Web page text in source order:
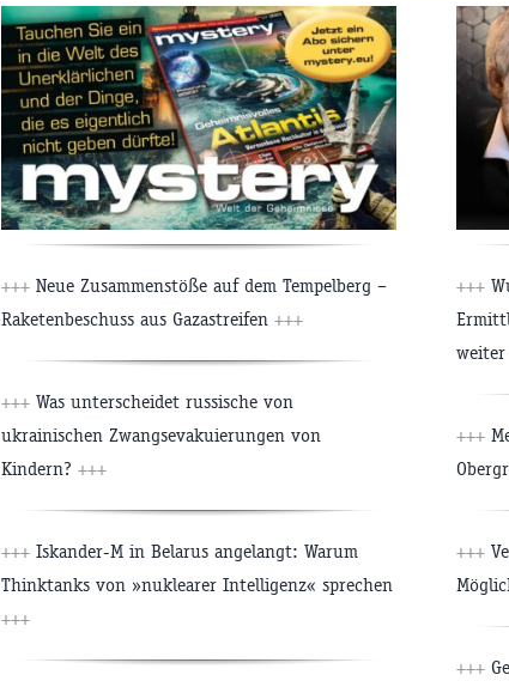
+++ Neue Zusammenstöße auf dem Tempelberg –
Raketenbeschuss aus Gazastreifen +++
+++ Was unterscheidet russische von
ukrainischen Zwangsevakuierungen von
Kindern? +++
+++ Iskander-M in Belarus angelangt: Warum
Thinktanks von »nuklearer Intelligenz« sprechen
+++
+++
weiter
+++
+++
+++